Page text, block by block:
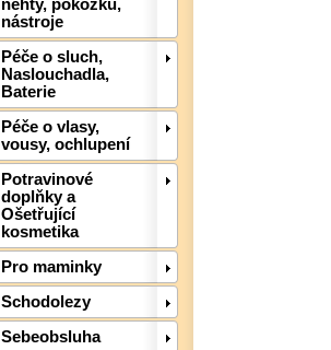
nehty, pokožku,
nástroje
Péče o sluch,
Naslouchadla,
Baterie
Péče o vlasy,
vousy, ochlupení
Potravinové
doplňky a
Ošetřující
kosmetika
Pro maminky
Schodolezy
Sebeobsluha